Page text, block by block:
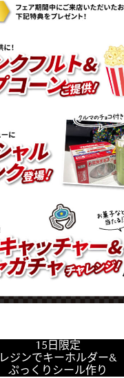
15日限定
レジンでキーホルダー&
ぷっくりシール作り